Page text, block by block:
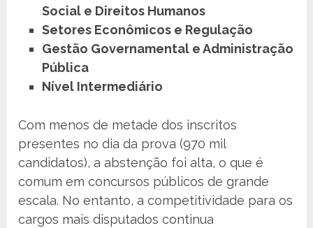
Social e Direitos Humanos
Setores Econômicos e Regulação
Gestão Governamental e Administração
Pública
Nível Intermediário
Com menos de metade dos inscritos
presentes no dia da prova (970 mil
candidatos), a abstenção foi alta, o que é
comum em concursos públicos de grande
escala. No entanto, a competitividade para os
cargos mais disputados continua